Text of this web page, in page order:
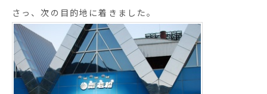
さっ、次の目的地に着きました。